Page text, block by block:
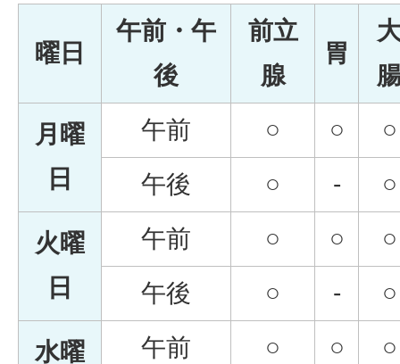
曜日
午前・午
後
前立
腺
胃
月曜
日
午前 ○ ○
○
午後
○ - ○
火曜
日
午前 ○ ○
○
午後
○ - ○
水曜
午前 ○ ○
○